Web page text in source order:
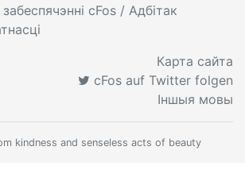
cFos / Адбітак
Карта сайта
cFos auf Twitter folgen
Іншыя мовы
kindness and senseless acts of beauty